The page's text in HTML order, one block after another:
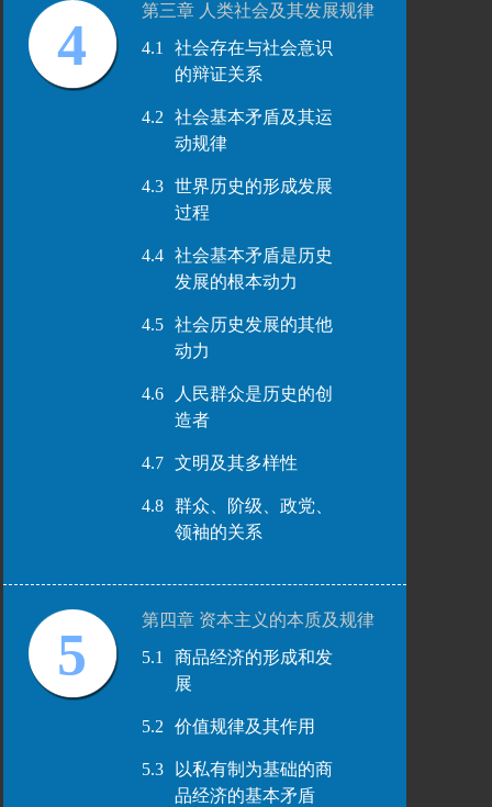
4
第三章 人类社会及其发展规律
4.1
社会存在与社会意识
的辩证关系
4.2
社会基本矛盾及其运
动规律
4.3
世界历史的形成发展
过程
4.4
社会基本矛盾是历史
发展的根本动力
4.5
社会历史发展的其他
动力
4.6
人民群众是历史的创
造者
4.7 文明及其多样性
4.8
群众、阶级、政党、
领袖的关系
5
第四章 资本主义的本质及规律
5.1
商品经济的形成和发
展
5.2 价值规律及其作用
5.3
以私有制为基础的商
品经济的基本矛盾